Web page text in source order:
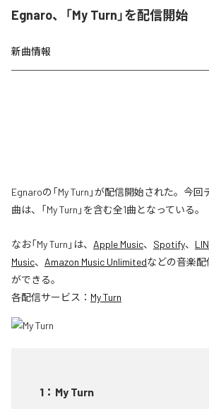
Egnaro、「My Turn」を配信開始
新曲情報
Egnaroの「My Turn」が配信開始された。今
曲は、「My Turn」を含む全1曲となっている。
なお「My Turn 」は、 Apple Music、 Spotify、
Music、 Amazon Music Unlimitedなどの音楽
ができる。
各配信サービス： My Turn
1 ： My Turn